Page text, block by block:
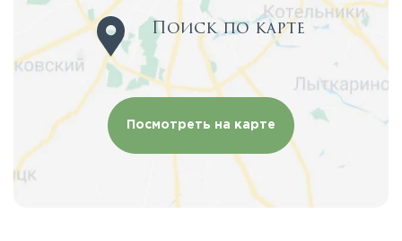
Поиск по карте
Посмотреть на карте